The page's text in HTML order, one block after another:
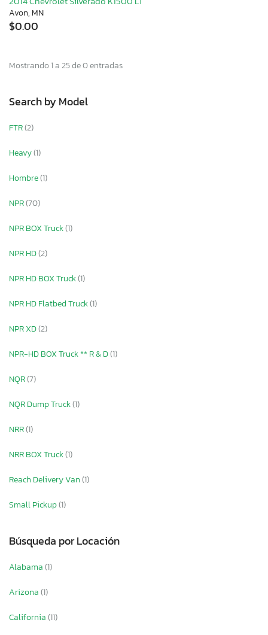
Avon, MN
$0.00
Mostrando 1 a 25 de 0 entradas
Search by Model
FTR(2)
Heavy(1)
Hombre(1)
NPR(70)
NPR BOX Truck(1)
NPR HD(2)
NPR HD BOX Truck(1)
NPR HD Flatbed Truck(1)
NPR XD(2)
NPR-HD BOX Truck ** R & D(1)
NQR(7)
NQR Dump Truck(1)
NRR(1)
NRR BOX Truck(1)
Reach Delivery Van(1)
Small Pickup(1)
Búsqueda por Locación
Alabama(1)
Arizona(1)
California(11)